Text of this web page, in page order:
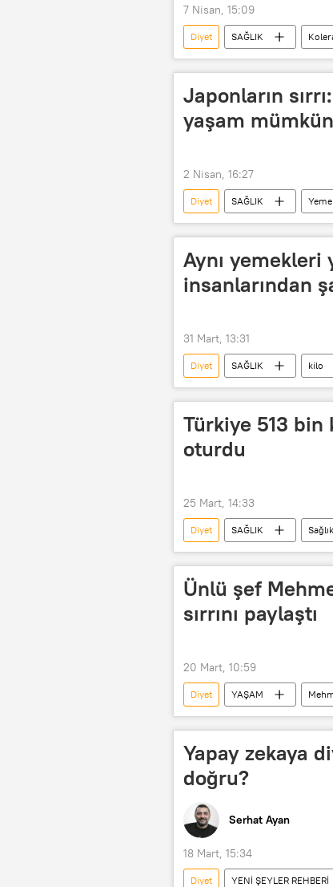
7 Nisan, 15:09
Diyet SAĞLIK
Protein
Japonların
yaşam
2 Nisan, 16:27
Diyet SAĞLIK
Aynı
insanlarından
31 Mart, 13:31
Diyet SAĞLIK kilo
Türkiye 513 bin
oturdu
25 Mart, 14:33
Diyet SAĞLIK
obezite tedavisi
Ünlü şef
sırrını paylaştı
20 Mart, 10:59
Diyet YAŞAM
Yapay zekaya
doğru?
Serhat Ayan
18 Mart, 15:34
Diyet YENİ ŞEYLER REHBERİ